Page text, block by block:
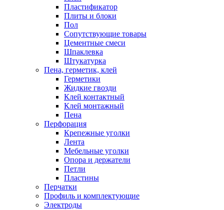
Пластификатор
Плиты и блоки
Пол
Сопутствующие товары
Цементные смеси
Шпаклевка
Штукатурка
Пена, герметик, клей
Герметики
Жидкие гвозди
Клей контактный
Клей монтажный
Пена
Перфорация
Крепежные уголки
Лента
Мебельные уголки
Опора и держатели
Петли
Пластины
Перчатки
Профиль и комплектующие
Электроды